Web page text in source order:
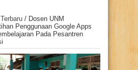
/ Dosen UNM
Penggunaan Google Apps
Pada Pesantren